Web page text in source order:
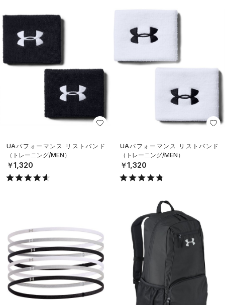
UAパフォーマンス リストバンド
（トレーニング/MEN）
￥1,320
UAパフォーマンス リストバンド
（トレーニング/MEN）
￥1,320